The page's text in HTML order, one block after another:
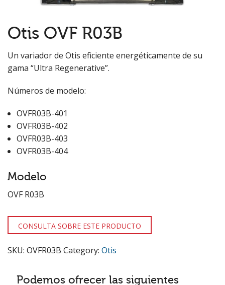
Otis OVF R03B
Un variador de Otis eficiente energéticamente de su
gama “Ultra Regenerative”.
Números de modelo:
OVFR03B-401
OVFR03B-402
OVFR03B-403
OVFR03B-404
Modelo
OVF R03B
CONSULTA SOBRE ESTE PRODUCTO
SKU: OVFR03B Category: Otis
Podemos ofrecer las siguientes